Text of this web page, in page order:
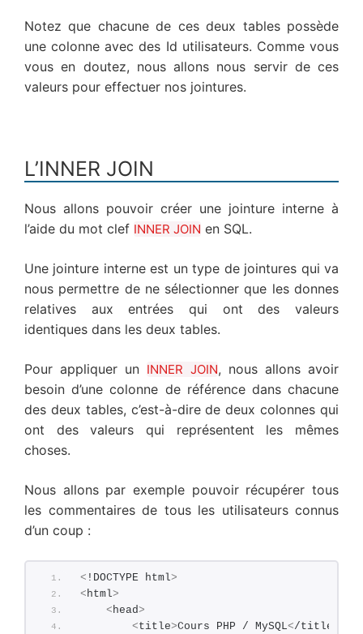
Notez que chacune de ces deux tables possède
une colonne avec des Id utilisateurs. Comme vous
vous en doutez, nous allons nous servir de ces
valeurs pour effectuer nos jointures.
L’INNER JOIN
Nous allons pouvoir créer une jointure interne à
l’aide du mot clef INNER JOIN en SQL.
Une jointure interne est un type de jointures qui va
nous permettre de ne sélectionner que les donnes
relatives aux entrées qui ont des valeurs
identiques dans les deux tables.
Pour appliquer un INNER JOIN, nous allons avoir
besoin d’une colonne de référence dans chacune
des deux tables, c’est-à-dire de deux colonnes qui
ont des valeurs qui représentent les mêmes
choses.
Nous allons par exemple pouvoir récupérer tous
les commentaires de tous les utilisateurs connus
d’un coup :
< !DOCTYPE html>
<html>
<head>
<title>Cours PHP / MySQL</title